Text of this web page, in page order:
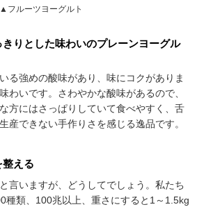
▲フルーツヨーグルト
りとした味わいのプレーンヨーグル
る強めの酸味があり、味にコクがありま
わいです。さわやかな酸味があるので、
方にはさっぱりしていて食べやすく、舌
産できない手作りさを感じる逸品です。
える
言いますが、どうしてでしょう。私たち
種類、100兆以上、重さにすると1～1.5kg